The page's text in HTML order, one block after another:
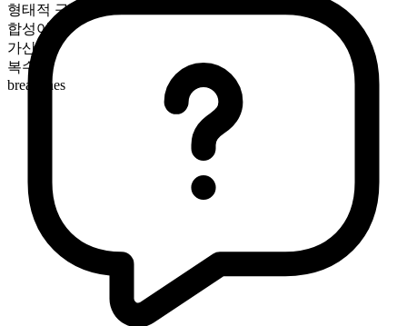
형태적 구성
합성어
가산
복수형
breadlines